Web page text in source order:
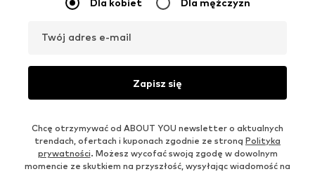
Dla kobiet Dla mężczyzn
Twój adres e-mail
Zapisz się
Chcę otrzymywać od ABOUT YOU newsletter o aktualnych
trendach, ofertach i kuponach zgodnie ze stroną Polityka
prywatności. Możesz wycofać swoją zgodę w dowolnym
momencie ze skutkiem na przyszłość, wysyłając wiadomość na